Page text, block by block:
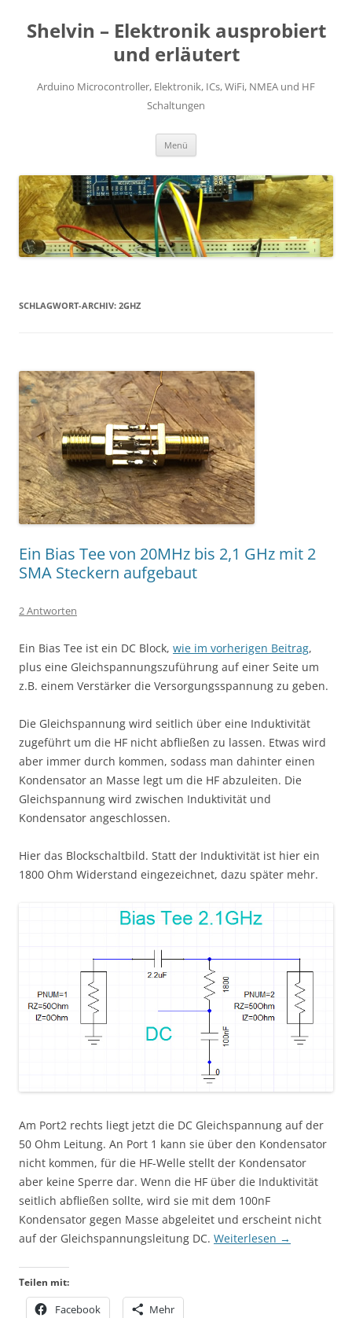
springen
Shelvin – Elektronik ausprobiert
und erläutert
Arduino Microcontroller, Elektronik, ICs, WiFi, NMEA und HF
Schaltungen
Menü
SCHLAGWORT-ARCHIV: 2GHZ
Ein Bias Tee von 20MHz bis 2,1 GHz mit 2
SMA Steckern aufgebaut
2 Antworten
Ein Bias Tee ist ein DC Block, wie im vorherigen Beitrag,
plus eine Gleichspannungszuführung auf einer Seite um
z.B. einem Verstärker die Versorgungsspannung zu geben.
Die Gleichspannung wird seitlich über eine Induktivität
zugeführt um die HF nicht abfließen zu lassen. Etwas wird
aber immer durch kommen, sodass man dahinter einen
Kondensator an Masse legt um die HF abzuleiten. Die
Gleichspannung wird zwischen Induktivität und
Kondensator angeschlossen.
Hier das Blockschaltbild. Statt der Induktivität ist hier ein
1800 Ohm Widerstand eingezeichnet, dazu später mehr.
Am Port2 rechts liegt jetzt die DC Gleichspannung auf der
50 Ohm Leitung. An Port 1 kann sie über den Kondensator
nicht kommen, für die HF-Welle stellt der Kondensator
aber keine Sperre dar. Wenn die HF über die Induktivität
seitlich abfließen sollte, wird sie mit dem 100nF
Kondensator gegen Masse abgeleitet und erscheint nicht
auf der Gleichspannungsleitung DC. Weiterlesen →
Teilen mit:
Facebook Mehr